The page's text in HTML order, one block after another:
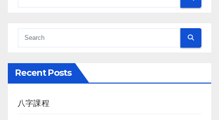
Recent Posts
八字課程